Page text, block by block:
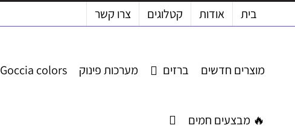
לתוכן
בית אודות קטלוגים צרו קשר
מוצרים חדשים ברזים מערכות פינוק Goccia colors
🔥 מבצעים חמים